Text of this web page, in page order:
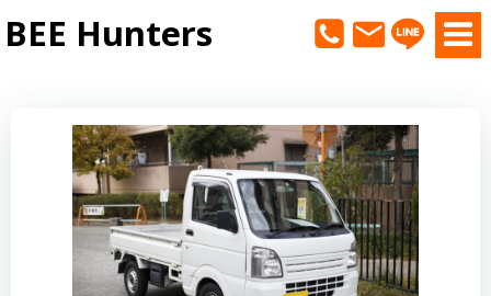
へ
ス
キ
ッ
プ
BEE Hunters